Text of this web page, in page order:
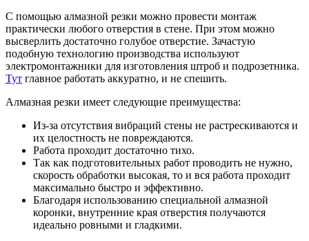
С помощью алмазной резки можно провести монтаж
практически любого отверстия в стене. При этом можно
высверлить достаточно голубое отверстие. Зачастую
подобную технологию производства используют
электромонтажники для изготовления штроб и подрозетника.
Тут главное работать аккуратно, и не спешить.
Алмазная резки имеет следующие преимущества:
Из-за отсутствия вибраций стены не растрескиваются и
их целостность не повреждаются.
Работа проходит достаточно тихо.
Так как подготовительных работ проводить не нужно,
скорость обработки высокая, то и вся работа проходит
максимально быстро и эффективно.
Благодаря использованию специальной алмазной
коронки, внутренние края отверстия получаются
идеально ровными и гладкими.